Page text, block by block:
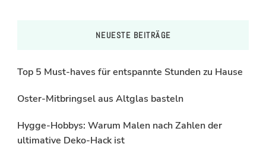
NEUESTE BEITRÄGE
Top 5 Must-haves für entspannte Stunden zu Hause
Oster-Mitbringsel aus Altglas basteln
Hygge-Hobbys: Warum Malen nach Zahlen der
ultimative Deko-Hack ist